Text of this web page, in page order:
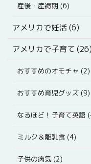
産後・産褥期 (6)
アメリカで妊活 (6)
アメリカで子育て (26)
おすすめのオモチャ (2)
おすすめ育児グッズ (9)
なるほど！子育て英語
ミルク＆離乳食 (4)
子供の病気 (2)